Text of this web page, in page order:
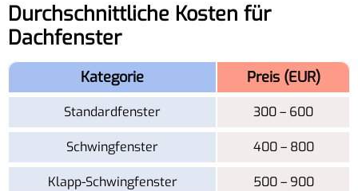
Durchschnittliche Kosten für
Dachfenster
Kategorie Preis (EUR)
Standardfenster 300 – 600
Schwingfenster 400 – 800
Klapp-Schwingfenster 500 – 900